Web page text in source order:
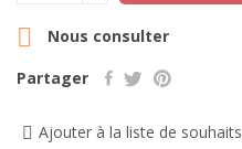
 Nous consulter
Partager
Ajouter à la liste de souhaits